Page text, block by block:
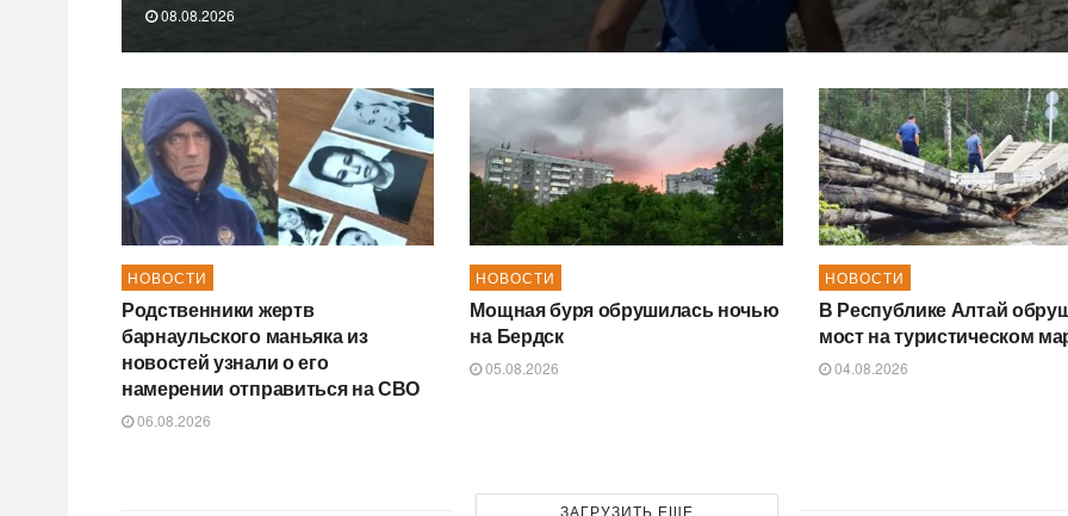
08.08.2026
НОВОСТИ
Родственники жертв
барнаульского маньяка из
новостей узнали о его
намерении отправиться на СВО
06.08.2026
НОВОСТИ
Мощная буря обрушилась ночью
на Бердск
05.08.2026
НОВОСТИ
В Республике Алтай
мост на туристическом
04.08.2026
ЗАГРУЗИТЬ ЕЩЕ